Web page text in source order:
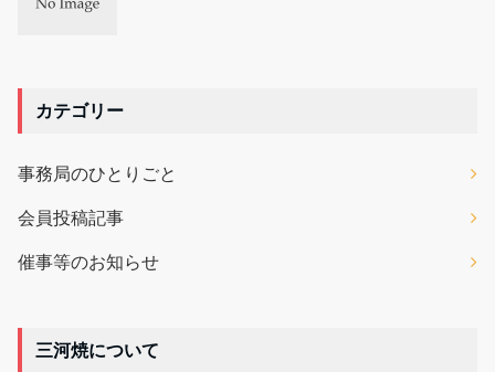
カテゴリー
事務局のひとりごと
会員投稿記事
催事等のお知らせ
三河焼について